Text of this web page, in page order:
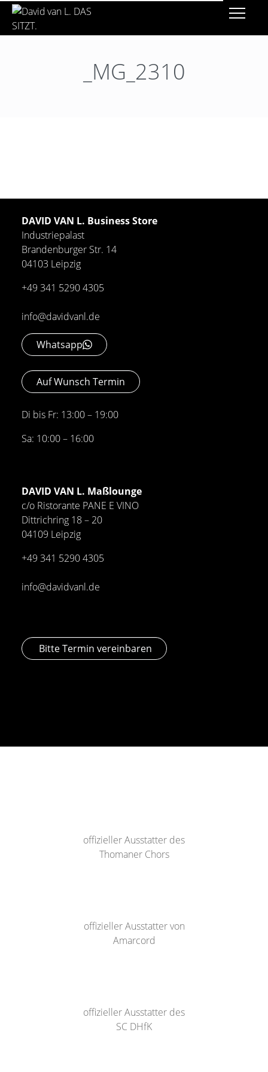
_MG_2310
DAVID VAN L. Business Store
Industriepalast
Brandenburger Str. 14
04103 Leipzig
+49 341 5290 4305
info@davidvanl.de
Whatsapp
Auf Wunsch Termin
Di bis Fr: 13:00 – 19:00
Sa: 10:00 – 16:00
DAVID VAN L. Maßlounge
c/o Ristorante PANE E VINO
Dittrichring 18 – 20
04109 Leipzig
+49 341 5290 4305
info@davidvanl.de
Bitte Termin vereinbaren
offizieller Ausstatter des
Thomaner Chors
offizieller Ausstatter von
Amarcord
offizieller Ausstatter des
SC DHfK